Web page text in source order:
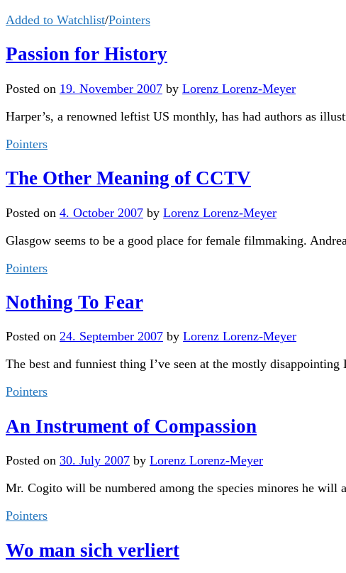
Added to Watchlist/Pointers
Passion for History
Posted on 19. November 2007 by Lorenz Lorenz-Meyer
Harper’s, a renowned leftist US monthly, has had authors as
Pointers
The Other Meaning of CCTV
Posted on 4. October 2007 by Lorenz Lorenz-Meyer
Glasgow seems to be a good place for female filmmaking.
Pointers
Nothing To Fear
Posted on 24. September 2007 by Lorenz Lorenz-Meyer
The best and funniest thing I’ve seen at the mostly disappointing
Pointers
An Instrument of Compassion
Posted on 30. July 2007 by Lorenz Lorenz-Meyer
Mr. Cogito will be numbered among the species minores he
Pointers
Wo man sich verliert